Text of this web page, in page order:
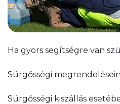
Ha gyors segítségre van
Sürgősségi
Sürgősségi kiszállás